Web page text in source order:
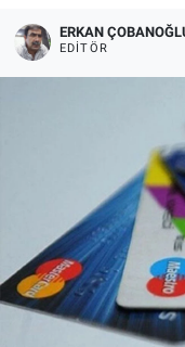
ERKAN
EDITÖR